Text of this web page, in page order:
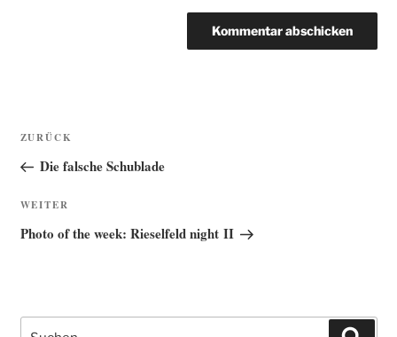
Beitragsnavigation
Vorheriger
Beitrag
ZURÜCK
Die falsche Schublade
Nächster
Beitrag
WEITER
Photo of the week: Rieselfeld night II